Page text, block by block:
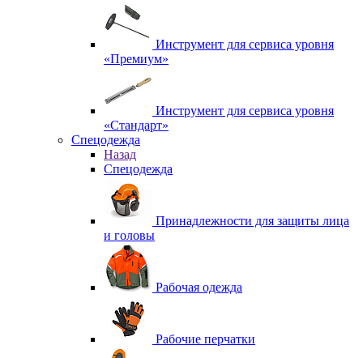
Инструмент для сервиса уровня
«Премиум»
Инструмент для сервиса уровня
«Стандарт»
Спецодежда
Назад
Спецодежда
Принадлежности для защиты лица
и головы
Рабочая одежда
Рабочие перчатки